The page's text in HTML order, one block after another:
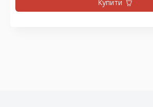
Купити